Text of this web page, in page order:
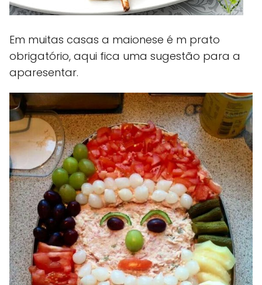
Em muitas casas a maionese é m prato
obrigatório, aqui fica uma sugestão para a
aparesentar.